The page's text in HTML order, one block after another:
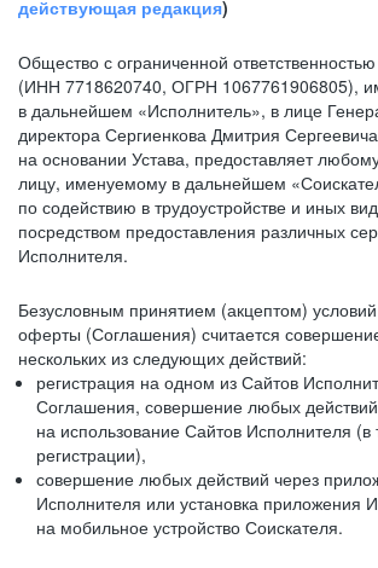
действующая редакция)
Общество с ограниченной
(ИНН 7718620740, ОГРН 1067761906805),
в дальнейшем «Исполнитель», в лице
директора Сергиенкова Дмитрия
на основании Устава, предоставляет
лицу, именуемому в дальнейшем
по содействию в трудоустройстве и иных
посредством предоставления различных
Исполнителя.
Безусловным принятием (акцептом)
оферты (Соглашения) считается
нескольких из следующих действий:
регистрация на одном из Сайтов
Соглашения, совершение любых
на использование Сайтов Исполнителя (в
регистрации),
совершение любых действий через
Исполнителя или установка приложения
на мобильное устройство Соискателя.